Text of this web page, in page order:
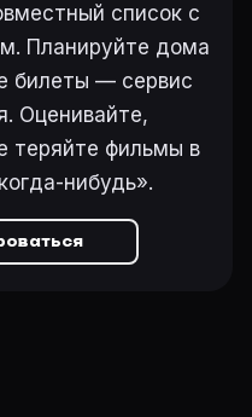
список с
Планируйте дома
билеты — сервис
Оценивайте,
теряйте фильмы в
нибудь».